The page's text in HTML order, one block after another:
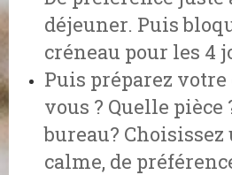
déjeuner. Puis
créneau pour les 4
Puis préparez votre
vous ? Quelle pièce
bureau? Choisissez
calme, de